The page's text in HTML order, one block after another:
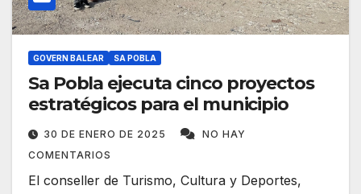
GOVERN BALEAR SA POBLA
Sa Pobla ejecuta cinco proyectos
estratégicos para el municipio
30 DE ENERO DE 2025
NO HAY
COMENTARIOS
El conseller de Turismo, Cultura y Deportes,